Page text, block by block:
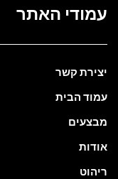
עמודי האתר
יצירת קשר
עמוד הבית
מבצעים
אודות
ריהוט